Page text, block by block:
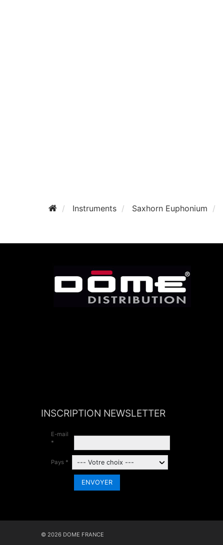
Instruments Saxhorn Euphonium
INSCRIPTION NEWSLETTER
E-mail
*
Pays *
ENVOYER
© 2026 DOME FRANCE